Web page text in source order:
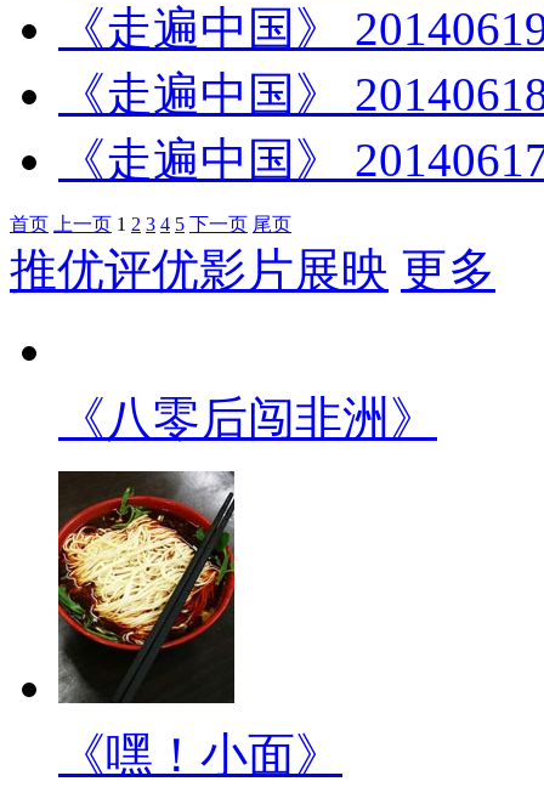
《走遍中国》
《走遍中国》
《走遍中国》
首页 上一页 1 2 3 4 5 下一页 尾页
推优评优影片展映 更多
《八零后闯非洲》
《嘿！小面》